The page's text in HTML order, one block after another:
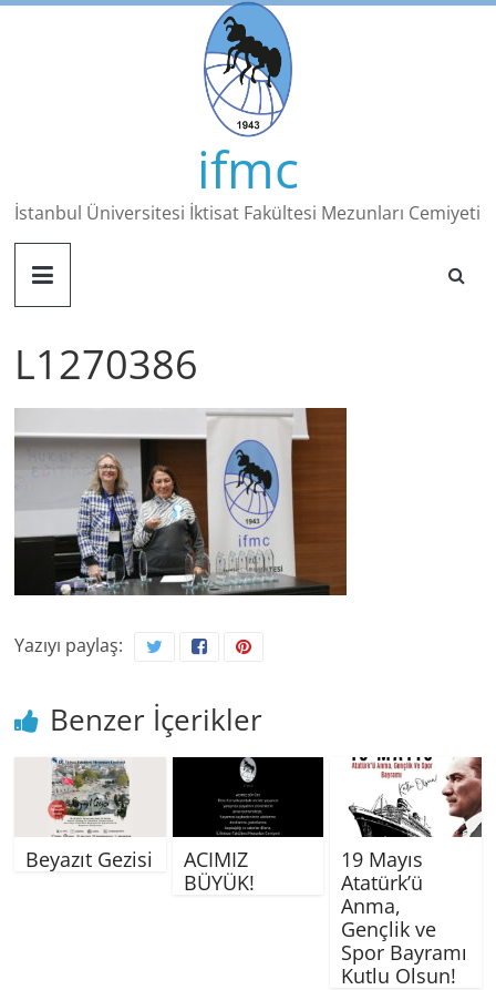
Skip
ifmc
İstanbul Üniversitesi İktisat Fakültesi Mezunları Cemiyeti
L1270386
Yazıyı paylaş:
Benzer İçerikler
Beyazıt Gezisi
ACIMIZ
BÜYÜK!
19 Mayıs
Atatürk’ü
Anma,
Gençlik ve
Spor Bayramı
Kutlu Olsun!